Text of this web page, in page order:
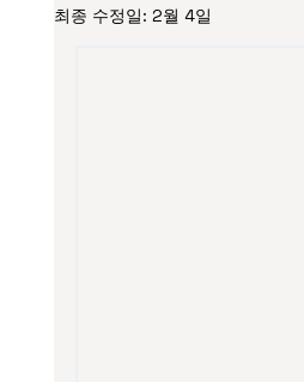
최종 수정일: 2월 4일